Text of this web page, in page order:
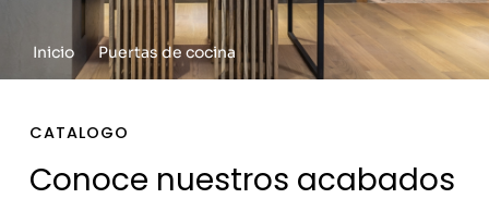
Inicio Puertas de cocina
CATALOGO
Conoce nuestros acabados